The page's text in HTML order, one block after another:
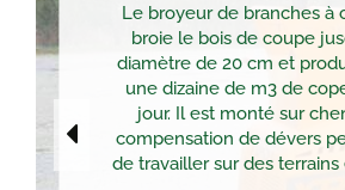
Le broyeur de branches à
broie le bois de coupe
diamètre de 20 cm et
une dizaine de m3 de
jour. Il est monté sur
compensation de dévers
de travailler sur des terrains